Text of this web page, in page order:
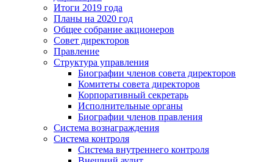
Итоги 2019 года
Планы на 2020 год
Общее собрание акционеров
Совет директоров
Правление
Структура управления
Биографии членов совета директоров
Комитеты совета директоров
Корпоративный секретарь
Исполнительные органы
Биографии членов правления
Система вознаграждения
Система контроля
Система внутреннего контроля